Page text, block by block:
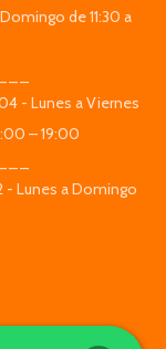
de 11:30 a
- Lunes a Viernes
– 19:00
- Lunes a Domingo